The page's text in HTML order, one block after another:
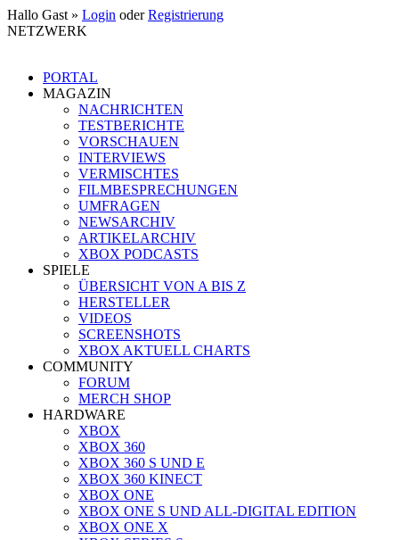
Hallo Gast » Login oderRegistrierung
NETZWERK
PORTAL
MAGAZIN
NACHRICHTEN
TESTBERICHTE
VORSCHAUEN
INTERVIEWS
VERMISCHTES
FILMBESPRECHUNGEN
UMFRAGEN
NEWSARCHIV
ARTIKELARCHIV
XBOX PODCASTS
SPIELE
ÜBERSICHT VON A BIS Z
HERSTELLER
VIDEOS
SCREENSHOTS
XBOX AKTUELL CHARTS
COMMUNITY
FORUM
MERCH SHOP
HARDWARE
XBOX
XBOX 360
XBOX 360 S UND E
XBOX 360 KINECT
XBOX ONE
XBOX ONE S UND ALL-DIGITAL EDITION
XBOX ONE X